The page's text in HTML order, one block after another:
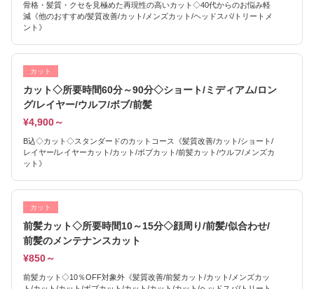
骨格・髪質・クセを見極めた再現性の高いカット◇40代からのお悩み軽
減《他のおすすめ/髪質改善/カット/メンズカット/ヘッドスパ/トリートメ
ント》
カット
カット◇所要時間60分～90分◇ショート/ミディアム/ロン
グ/レイヤー/ウルフ/ボブ/前髪
¥4,900～
B込◇カット◇スタンダードのカットコース《髪質改善/カット/ショート/
レイヤー/レイヤーカット/カット/ボブカット/前髪カット/ウルフ/メンズカ
ット》
カット
前髪カット◇所要時間10～15分◇顔周り/前髪/似合わせ/
前髪のメンテナンスカット
¥850～
前髪カット◇10％OFF対象外《髪質改善/前髪カット/カット/メンズカッ